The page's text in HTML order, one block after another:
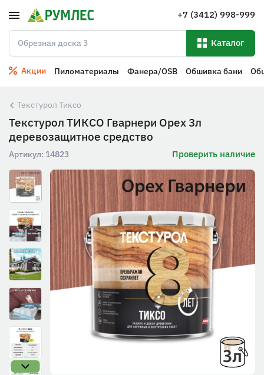
+7 (3412) 998-999
Каталог
Акции Пиломатериалы Фанера/OSB Обшивка бани
Текстурол Тиксо
Текстурол ТИКСО Гварнери Орех 3л
деревозащитное средство
Артикул: 14823 Проверить наличие